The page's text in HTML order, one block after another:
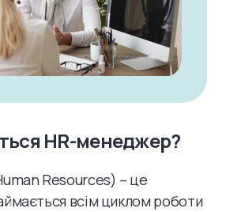
HR-менеджер?
Resources) – це
всім циклом роботи